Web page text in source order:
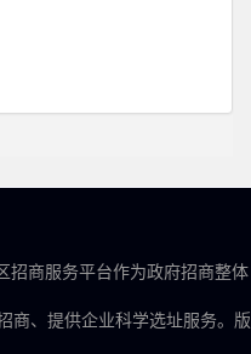
招商服务平台作为政府招商整体
商、提供企业科学选址服务。版